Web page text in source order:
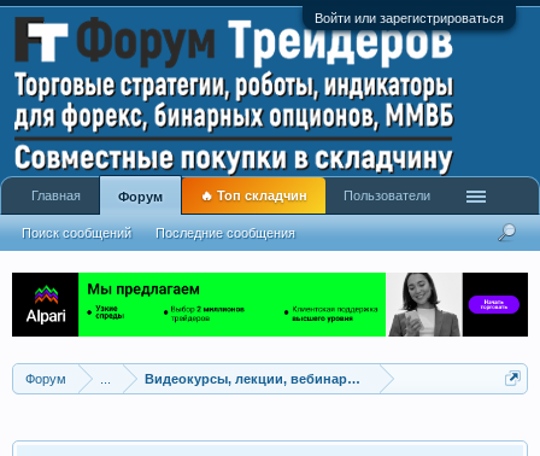
Войти или зарегистрироваться
Форум Видеокурсы, лекции, вебинары, учебный материал
Главная Форум
Поиск сообщений Последние сообщения
🔥 Топ складчин Пользователи